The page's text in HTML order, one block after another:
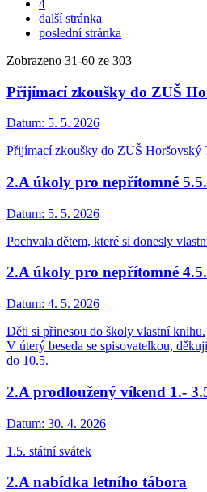
4
další stránka
poslední stránka
Zobrazeno 31-60 ze 303
Přijímací zkoušky do ZUŠ
Datum: 5. 5. 2026
Přijímací zkoušky do ZUŠ Horšovský
2.A úkoly pro nepřítomné 5.5.
Datum: 5. 5. 2026
Pochvala dětem, které si donesly
2.A úkoly pro nepřítomné
Datum: 4. 5. 2026
Děti si přinesou do školy vlastní knihu.
V úterý beseda se spisovatelkou,
do 10.5.
2.A prodloužený víkend 1.-
Datum: 30. 4. 2026
1.5. státní svátek
2.A nabídka letního tábora